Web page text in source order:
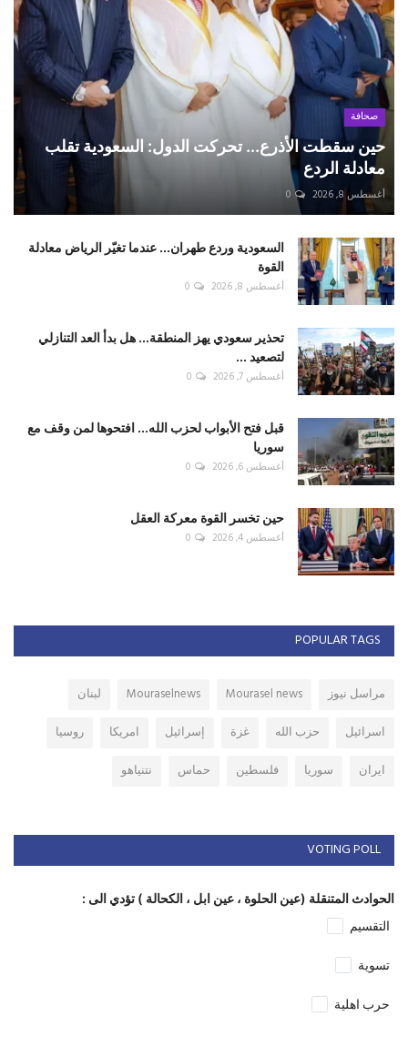
صحافة
حين سقطت الأذرع... تحركت الدول: السعودية تقلب
معادلة الردع
أغسطس 8, 2026 0
السعودية وردع طهران... عندما تغيّر الرياض معادلة
القوة
أغسطس 8, 2026 0
تحذير سعودي يهز المنطقة... هل بدأ العد التنازلي
لتصعيد ...
أغسطس 7, 2026 0
قبل فتح الأبواب لحزب الله... افتحوها لمن وقف مع
سوريا
أغسطس 6, 2026 0
حين تخسر القوة معركة العقل
أغسطس 4, 2026 0
POPULAR TAGS
مراسل نيوز Mourasel news
Mouraselnews
لبنان
اسرائيل
حزب الله غزة إسرائيل امريكا
روسيا
ايران
سوريا فلسطين حماس نتنياهو
VOTING POLL
الحوادث المتنقلة (عين الحلوة ، عين ابل ، الكحالة ) تؤدي الى :
التقسيم
تسوية
حرب اهلية